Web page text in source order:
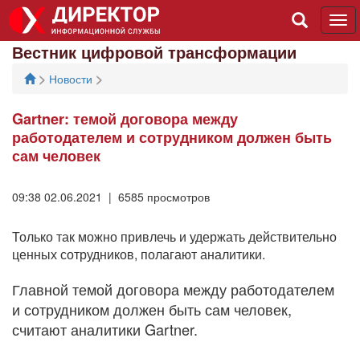
Вестник цифровой трансформации
> Новости >
Gartner: темой договора между
работодателем и сотрудником должен быть
сам человек
09:38 02.06.2021 | 6585 просмотров
Только так можно привлечь и удержать действительно
ценных сотрудников, полагают аналитики.
Главной темой договора между работодателем
и сотрудником должен быть сам человек,
считают аналитики Gartner.